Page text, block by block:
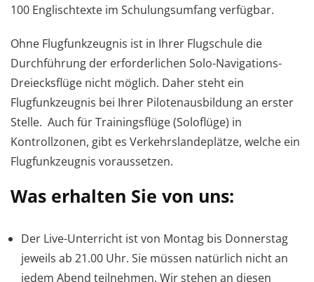
100 Englischtexte im Schulungsumfang verfügbar.
Ohne Flugfunkzeugnis ist in Ihrer Flugschule die
Durchführung der erforderlichen Solo-Navigations-
Dreiecksflüge nicht möglich. Daher steht ein
Flugfunkzeugnis bei Ihrer Pilotenausbildung an erster
Stelle. Auch für Trainingsflüge (Soloflüge) in
Kontrollzonen, gibt es Verkehrslandeplätze, welche ein
Flugfunkzeugnis voraussetzen.
Was erhalten Sie von uns:
Der Live-Unterricht ist von Montag bis Donnerstag
jeweils ab 21.00 Uhr. Sie müssen natürlich nicht an
jedem Abend teilnehmen. Wir stehen an diesen